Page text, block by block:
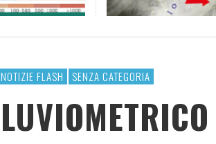
2022 A CALTANISSETTA
NOTIZIE FLASH SENZA CATEGORIA